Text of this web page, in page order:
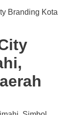
Branding Kota